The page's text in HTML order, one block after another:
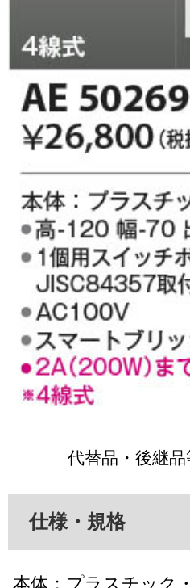
代替品・後継
仕様・規格
本体：プラスチック